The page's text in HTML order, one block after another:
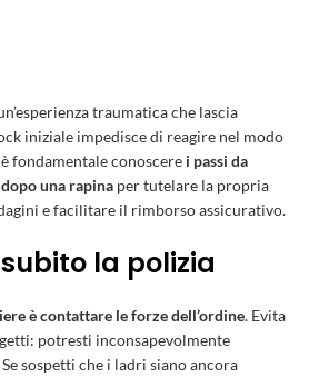
traumatica che lascia
iniziale impedisce di reagire nel modo
fondamentale conoscere i passi da
una rapina per tutelare la propria
e facilitare il rimborso assicurativo.
subito la polizia
è contattare le forze dell’ordine. Evita
potresti inconsapevolmente
sospetti che i ladri siano ancora